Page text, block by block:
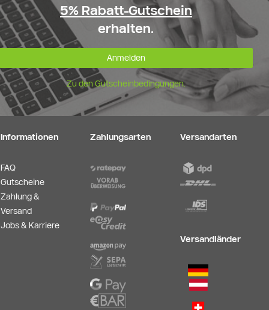
5% Rabatt-Gutschein
erhalten.
Anmelden
Zu den Gutscheinbedingungen.
Informationen
FAQ
Gutscheine
Zahlung &
Versand
Jobs & Karriere
Zahlungsarten Versandarten
Versandländer